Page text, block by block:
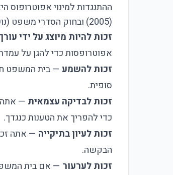
ההתנגדות למינוי אפוטרופוס
(2005) ובחוק הסדרי משפט (נושאים בדיני משפחה), תשנ"ב-1995. הזכויות שלך כוללות:
זכות להיות מיוצג על ידי
אפוטרופסות כדי להגן על
זכות להשמע — בית המשפט
סופית.
זכות לבדיקה עצמאית — אתה
כדי להפריך את הטענות כנגדך.
זכות לעיון בתיקייה — אתה
הבקשה.
זכות לערעור — אם בית